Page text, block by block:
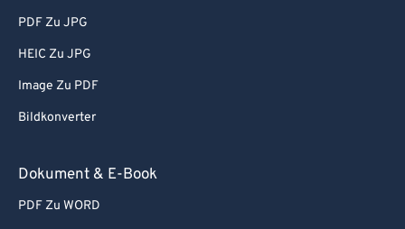
PDF Zu JPG
HEIC Zu JPG
Image Zu PDF
Bildkonverter
Dokument & E-Book
PDF Zu WORD